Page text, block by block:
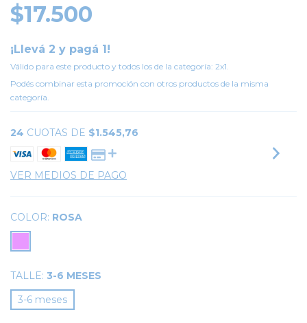
$17.500
¡Llevá 2 y pagá 1!
Válido para este producto y todos los de la categoría: 2x1.
Podés combinar esta promoción con otros productos de la misma
categoría.
24 CUOTAS DE $1.545,76
VER MEDIOS DE PAGO
COLOR: ROSA
TALLE: 3-6 MESES
3-6 meses